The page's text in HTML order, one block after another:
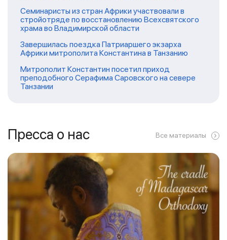
Семинаристы из стран Африки участвовали в
стройотряде по восстановлению Всехсвятского
храма во Владимирской области
Завершилась поездка Патриаршего экзарха
Африки митрополита Константина в Танзанию
Митрополит Константин посетил приход
преподобного Серафима Саровского на севере
Танзании
Пресса о нас Все материалы